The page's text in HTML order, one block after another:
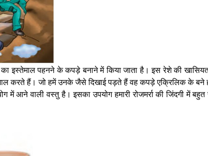
इस्तेमाल पहनने के कपड़े बनाने में किया जाता है। इस रेशे की
करते हैं। जो हमें उनके जैसे दिखाई पड़ते हैं वह कपड़े एक्रिलिक के बने
में आने वाली वस्तु है। इसका उपयोग हमारी रोजमर्रा की जिंदगी में